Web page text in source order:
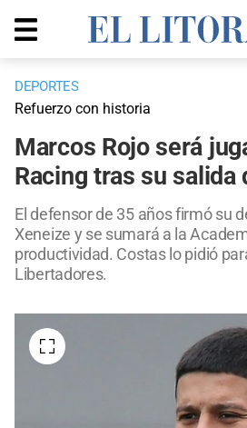
DEPORTES
Refuerzo con historia
Marcos Rojo será
Racing tras su salida
El defensor de 35 años firmó su
Xeneize y se sumará a la
productividad. Costas lo pidió
Libertadores.